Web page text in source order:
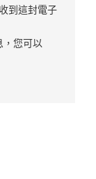
到這封電子
，您可以